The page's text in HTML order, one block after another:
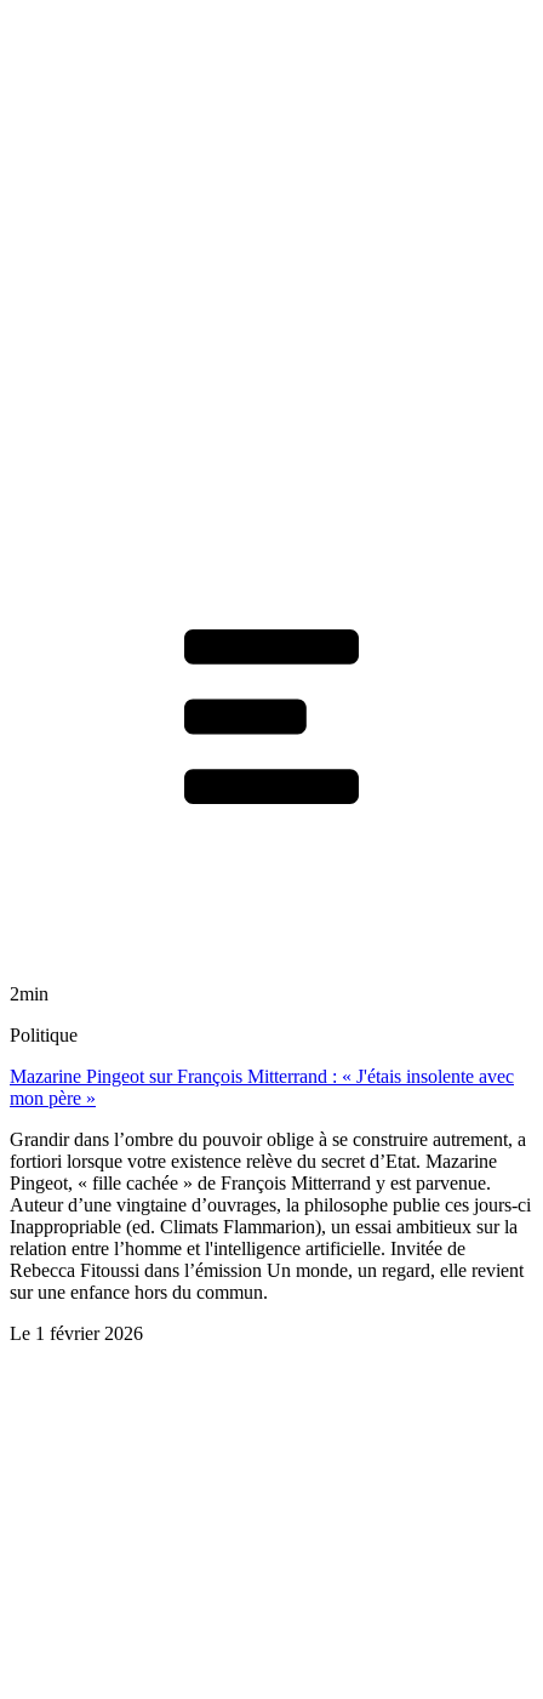
2min
Politique
Mazarine Pingeot sur François Mitterrand : « J'étais insolente avec
mon père »
Grandir dans l’ombre du pouvoir oblige à se construire autrement, a
fortiori lorsque votre existence relève du secret d’Etat. Mazarine
Pingeot, « fille cachée » de François Mitterrand y est parvenue.
Auteur d’une vingtaine d’ouvrages, la philosophe publie ces jours-ci
Inappropriable (ed. Climats Flammarion), un essai ambitieux sur la
relation entre l’homme et l'intelligence artificielle. Invitée de
Rebecca Fitoussi dans l’émission Un monde, un regard, elle revient
sur une enfance hors du commun.
Le 1 février 2026